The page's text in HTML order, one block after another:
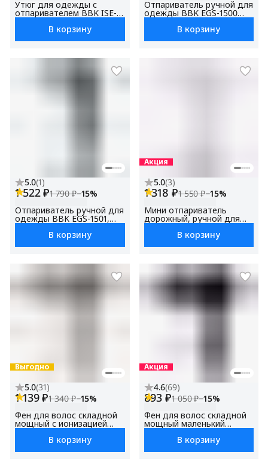
Утюг для одежды с
отпаривателем BBK ISE-
2601, антипригарное
покрытие, темно-синий,
мощность 2600 Вт,
В корзину
Отпариватель ручной для
одежды BBK EGS-1500
мощность1500 Вт,
вертикальный, для дома,
для штор, защита от
В корзину
5.0(1)
1 522 ₽1 790 ₽−15%
Отпариватель ручной для
одежды BBK EGS-1501,
мощность 1500 Вт,
вертикальный, для дома,
для штор , защита от
В корзину
Акция
5.0(3)
1 318 ₽1 550 ₽−15%
Мини отпариватель
дорожный, ручной для
одежды BBK EGS-1502,
мощность1500 Вт,
вертикальный, для дома,
В корзину
Выгодно
5.0(31)
1 139 ₽1 340 ₽−15%
Фен для волос складной
мощный с ионизацией
BHD1601 графит,
мощность 1600 Вт, 3
температурных режима, 2
В корзину
Акция
4.6(69)
893 ₽1 050 ₽−15%
Фен для волос складной
мощный маленький
BHD1202черный,
мощность 1200 Вт, 3
температурных режима, 2
В корзину